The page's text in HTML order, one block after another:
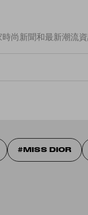
尚新聞和最新潮流資
MISS DIOR